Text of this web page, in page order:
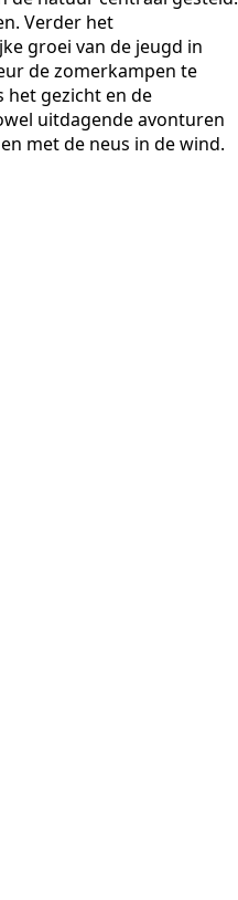
Verder het
groei van de jeugd in
de zomerkampen te
het gezicht en de
uitdagende avonturen
met de neus in de wind.